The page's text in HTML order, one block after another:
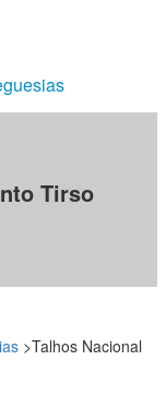
Tirso
>Talhos Nacional